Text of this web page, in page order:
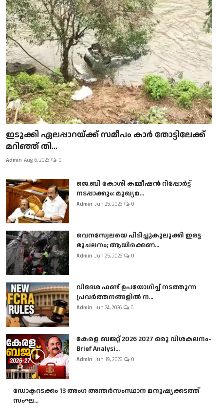
ഇടുക്കി ഏലപ്പാറയ്ക്ക് സമീപം കാർ തോട്ടിലേക്ക്
മറിഞ്ഞ് തി...
Admin Aug 6, 2026 0
ജെ.ബി കോശി കമ്മീഷൻ റിപ്പോർട്ട്
നടപ്പാക്കും: മുഖ്യമ...
Admin Jun 25, 2026 0
വെനസ്വേലയെ പിടിച്ചുകുലുക്കി ഇരട്ട
ഭൂചലനം; ആയിരക്കണ...
Admin Jun 25, 2026 0
വിദേശ ഫണ്ട് ഉപയോഗിച്ച് നടത്തുന്ന
പ്രവർത്തനങ്ങളിൽ ന...
Admin Jun 24, 2026 0
കേരള ബജറ്റ് 2026 2027 ഒരു വിശകലനം-
Brief Analysi...
Admin Jun 19, 2026 0
ഡോക്ടറടക്കം 13 അംഗ അന്തർസംസ്ഥാന മനുഷ്യക്കടത്ത്
സംഘ...